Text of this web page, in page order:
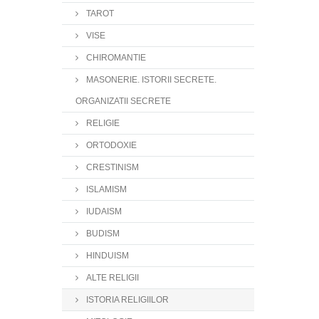
TAROT
VISE
CHIROMANTIE
MASONERIE. ISTORII SECRETE.
ORGANIZATII SECRETE
RELIGIE
ORTODOXIE
CRESTINISM
ISLAMISM
IUDAISM
BUDISM
HINDUISM
ALTE RELIGII
ISTORIA RELIGIILOR